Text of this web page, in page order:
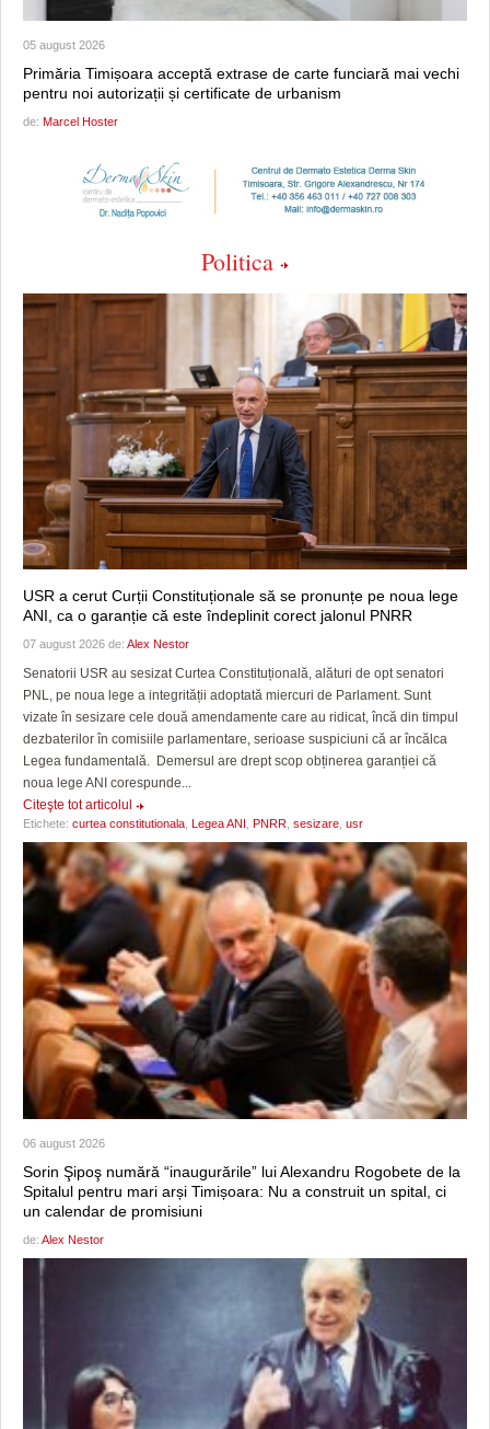
05 august 2026
Primăria Timișoara acceptă extrase de carte funciară mai vechi
pentru noi autorizații și certificate de urbanism
de: Marcel Hoster
Politica
USR a cerut Curții Constituționale să se pronunțe pe noua lege
ANI, ca o garanție că este îndeplinit corect jalonul PNRR
07 august 2026 de: Alex Nestor
Senatorii USR au sesizat Curtea Constituțională, alături de opt senatori
PNL, pe noua lege a integrității adoptată miercuri de Parlament. Sunt
vizate în sesizare cele două amendamente care au ridicat, încă din timpul
dezbaterilor în comisiile parlamentare, serioase suspiciuni că ar încălca
Legea fundamentală. Demersul are drept scop obținerea garanției că
noua lege ANI corespunde...
Citeşte tot articolul
Etichete: curtea constitutionala Legea ANI PNRR sesizare usr
06 august 2026
Sorin Şipoş numără “inaugurările” lui Alexandru Rogobete de la
Spitalul pentru mari arși Timișoara: Nu a construit un spital, ci
un calendar de promisiuni
de: Alex Nestor